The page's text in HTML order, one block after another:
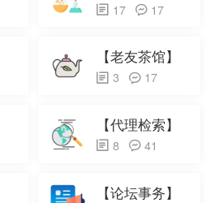
17 17
【老友茶馆】
3 17
【代理检索】
8 41
【论坛事务】